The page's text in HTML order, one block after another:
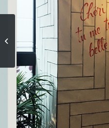
Décoration
événementielle